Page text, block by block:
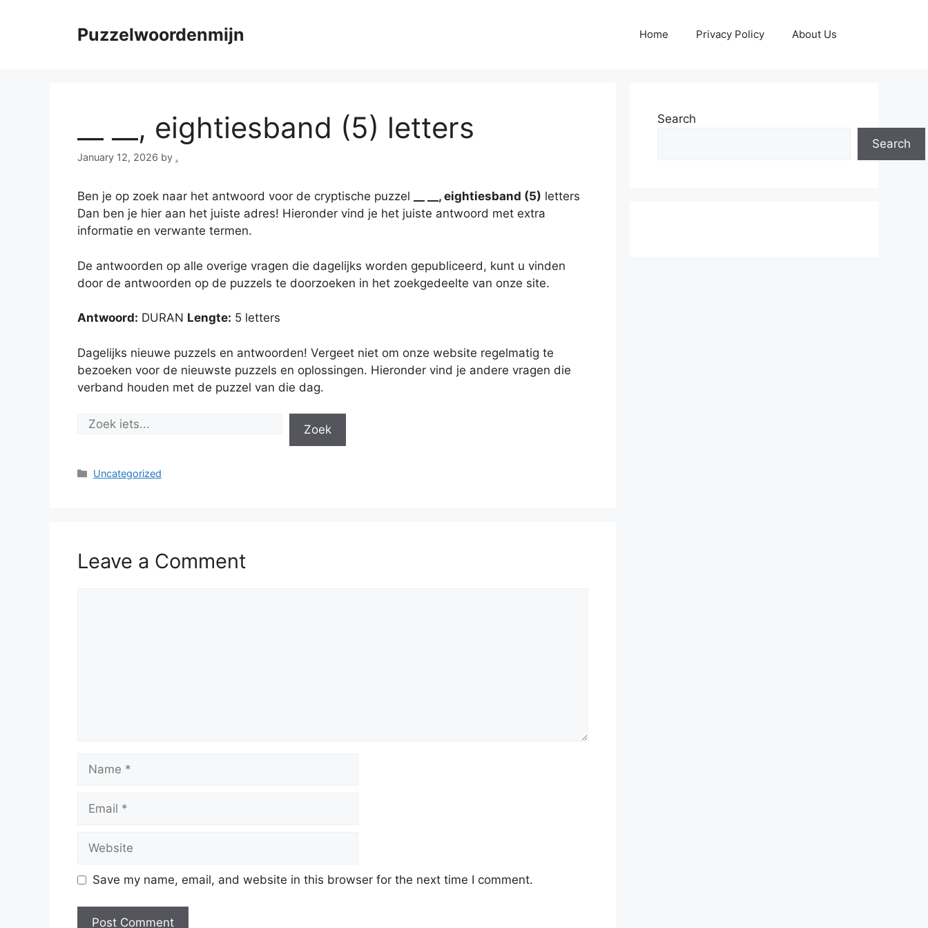
Puzzelwoordenmijn Home Privacy Policy About Us
__ __, eightiesband (5) letters
January 12, 2026 by .
Ben je op zoek naar het antwoord voor de cryptische puzzel __ __, eightiesband (5) letters
Dan ben je hier aan het juiste adres! Hieronder vind je het juiste antwoord met extra
informatie en verwante termen.
De antwoorden op alle overige vragen die dagelijks worden gepubliceerd, kunt u vinden
door de antwoorden op de puzzels te doorzoeken in het zoekgedeelte van onze site.
Antwoord: DURAN Lengte: 5 letters
Dagelijks nieuwe puzzels en antwoorden! Vergeet niet om onze website regelmatig te
bezoeken voor de nieuwste puzzels en oplossingen. Hieronder vind je andere vragen die
verband houden met de puzzel van die dag.
Zoek
Categories
Uncategorized
Leave a Comment
Name
Email
Website
Save my name, email, and website in this browser for the next time I comment.
Search
Search